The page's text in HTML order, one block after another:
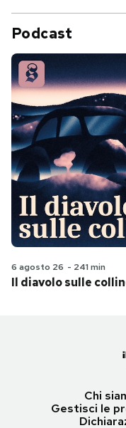
Podcast
6 agosto 26 - 241 min
Il diavolo sulle
Chi
Gestisci le